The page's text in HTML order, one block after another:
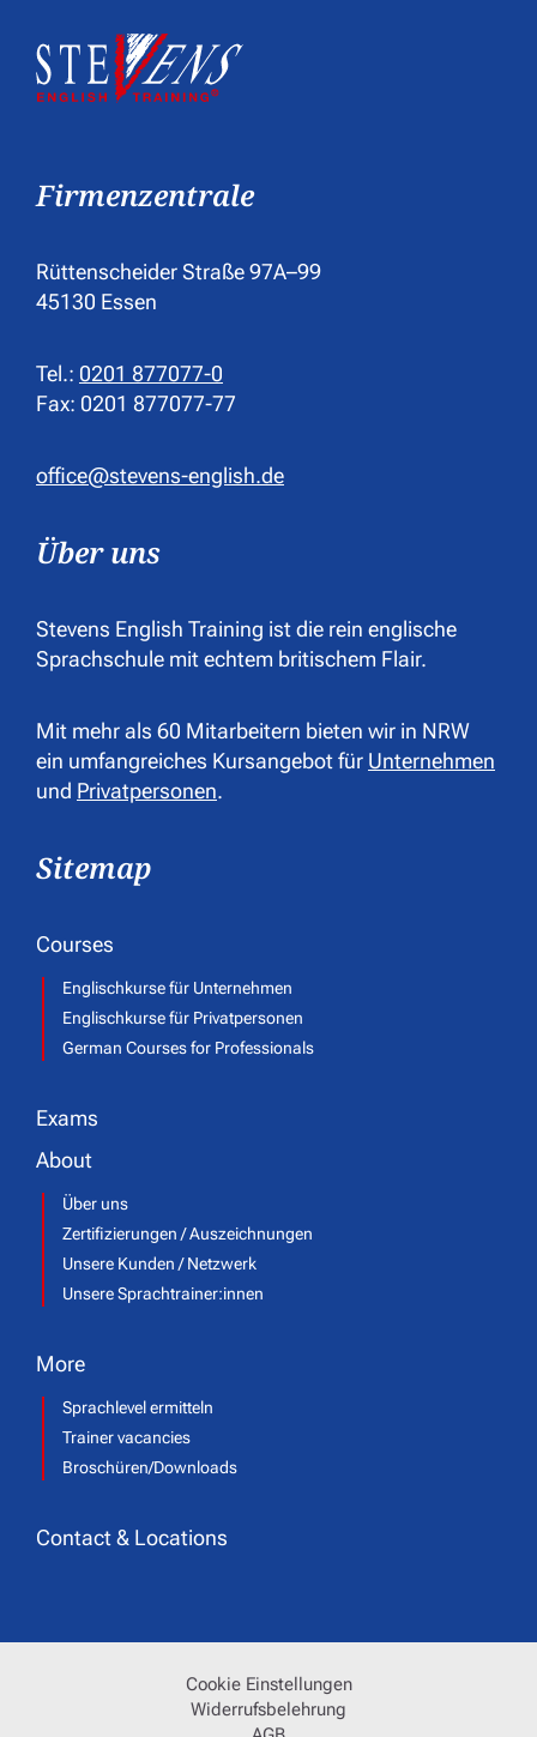
Firmenzentrale
Rüttenscheider Straße 97A–99
45130 Essen
Tel.: 0201 877077-0
Fax: 0201 877077-77
office@stevens-english.de
Über uns
Stevens English Training ist die rein englische
Sprachschule mit echtem britischem Flair.
Mit mehr als 60 Mitarbeitern bieten wir in NRW
ein umfangreiches Kursangebot für Unternehmen
und Privatpersonen.
Sitemap
Courses
Englischkurse für Unternehmen
Englischkurse für Privatpersonen
German Courses for Professionals
Exams
About
Über uns
Zertifizierungen / Auszeichnungen
Unsere Kunden / Netzwerk
Unsere Sprachtrainer:innen
More
Sprachlevel ermitteln
Trainer vacancies
Broschüren/Downloads
Contact & Locations
Cookie Einstellungen
Widerrufsbelehrung